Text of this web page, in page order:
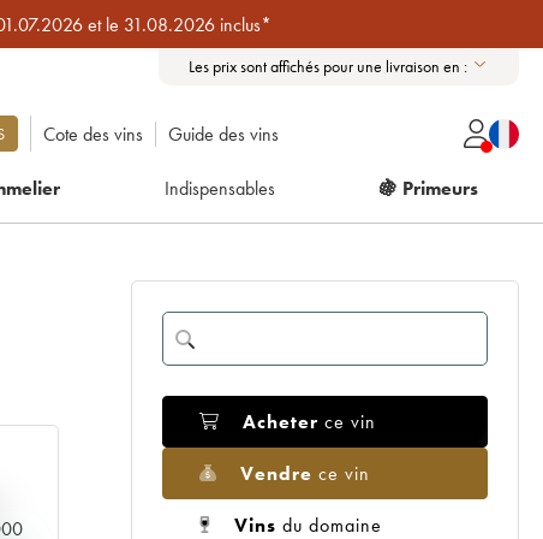
et le 31.08.2026 inclus*
Les prix sont affichés pour une livraison en :
Cote des vins Guide des vins
Indispensables 🍇 Primeurs
Acheter ce vin
Vendre ce vin
Vins du domaine